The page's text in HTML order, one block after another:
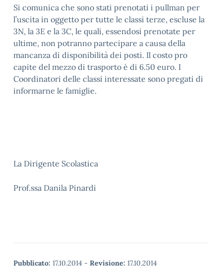
Si comunica che sono stati prenotati i pullman per
l’uscita in oggetto per tutte le classi terze, escluse la
3N, la 3E e la 3C, le quali, essendosi prenotate per
ultime, non potranno partecipare a causa della
mancanza di disponibilità dei posti. Il costo pro
capite del mezzo di trasporto è di 6.50 euro. I
Coordinatori delle classi interessate sono pregati di
informarne le famiglie.
La Dirigente Scolastica
Prof.ssa Danila Pinardi
Pubblicato: 17.10.2014 - Revisione: 17.10.2014